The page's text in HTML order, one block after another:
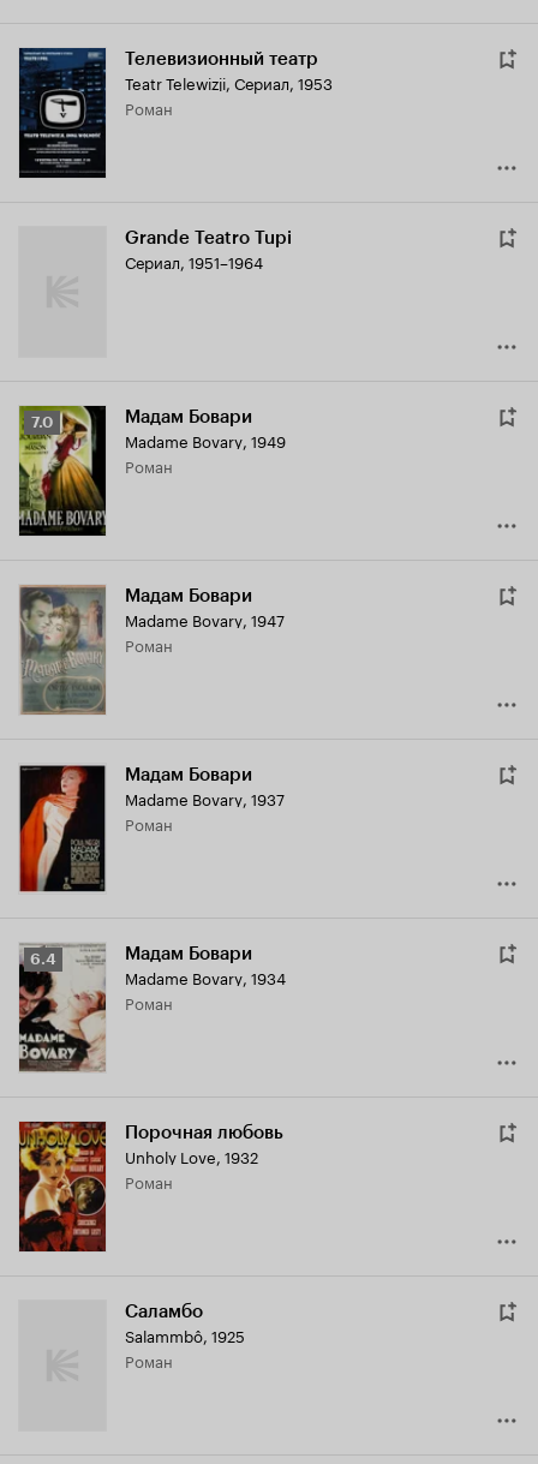
Телевизионный театр
Teatr Telewizji, Сериал, 1953
роман
Grande Teatro Tupi
Сериал, 1951–1964
Рейтинг
Кинопоиска
7.0
7.0 Мадам Бовари
Madame Bovary, 1949
роман
Мадам Бовари
Madame Bovary, 1947
роман
Мадам Бовари
Madame Bovary, 1937
роман
Рейтинг
Кинопоиска
6.4
6.4 Мадам Бовари
Madame Bovary, 1934
роман
Порочная любовь
Unholy Love, 1932
роман
Саламбо
Salammbô, 1925
роман